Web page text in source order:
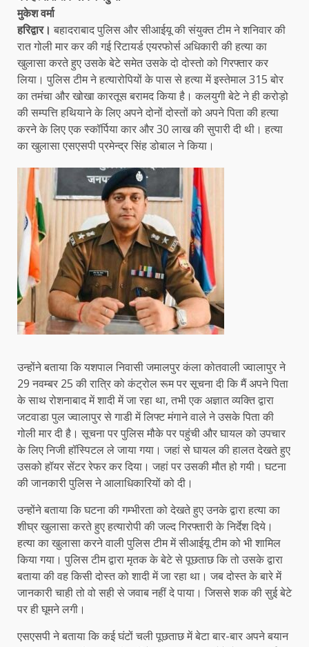
मुकेश वर्मा
हरिद्वार। बहादराबाद पुलिस और सीआईयू की संयुक्त टीम ने शनिवार की
रात गोली मार कर की गई रिटायर्ड एयरफोर्स अधिकारी की हत्या का
खुलासा करते हुए उसके बेटे समेत उसके दो दोस्तो को गिरफ्तार कर
लिया। पुलिस टीम ने हत्यारोपियों के पास से हत्या में इस्तेमाल 315 बोर
का तमंचा और खोखा कारतूस बरामद किया है। कलयुगी बेटे ने ही करोड़ो
की सम्पत्ति हथियाने के लिए अपने दोनों दोस्तों को अपने पिता की हत्या
करने के लिए एक स्कॉर्पिया कार और 30 लाख की सुपारी दी थी। हत्या
का खुलासा एसएसपी प्रमेन्द्र सिंह डोबाल ने किया।
उन्होंने बताया कि यशपाल निवासी जमालपुर कंला कोतवाली ज्वालापुर ने
29 नवम्बर 25 की रात्रि को कंट्रोल रूम पर सूचना दी कि मैं अपने पिता
के साथ रोशनाबाद में शादी में जा रहा था, तभी एक अज्ञात व्यक्ति द्वारा
जटवाडा पुल ज्वालापुर से गाडी में लिफ्ट मंगाने वाले ने उसके पिता की
गोली मार दी है। सूचना पर पुलिस मौके पर पहुंची और घायल को उपचार
के लिए निजी हॉस्पिटल ले जाया गया। जहां से घायल की हालत देखते हुए
उसको हॉयर सेंटर रेफर कर दिया। जहां पर उसकी मौत हो गयी। घटना
की जानकारी पुलिस ने आलाधिकारियों को दी।
उन्होंने बताया कि घटना की गम्भीरता को देखते हुए उनके द्वारा हत्या का
शीघ्र खुलासा करते हुए हत्यारोपी की जल्द गिरफ्तारी के निर्देश दिये।
हत्या का खुलासा करने वाली पुलिस टीम में सीआईयू टीम को भी शामिल
किया गया। पुलिस टीम द्वारा मृतक के बेटे से पूछताछ कि तो उसके द्वारा
बताया की वह किसी दोस्त को शादी में जा रहा था। जब दोस्त के बारे में
जानकारी चाही तो वो सही से जवाब नहीं दे पाया। जिससे शक की सुई बेटे
पर ही घूमने लगी।
एसएसपी ने बताया कि कई घंटों चली पूछताछ में बेटा बार-बार अपने बयान